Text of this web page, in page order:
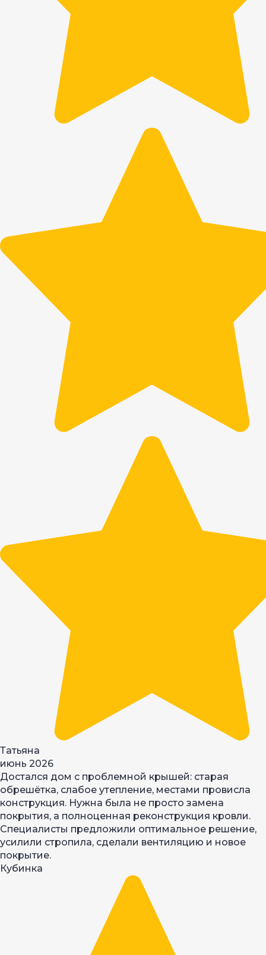
Татьяна
июнь 2026
Достался дом с проблемной крышей: старая
обрешётка, слабое утепление, местами провисла
конструкция. Нужна была не просто замена
покрытия, а полноценная реконструкция кровли.
Специалисты предложили оптимальное решение,
усилили стропила, сделали вентиляцию и новое
покрытие.
Кубинка